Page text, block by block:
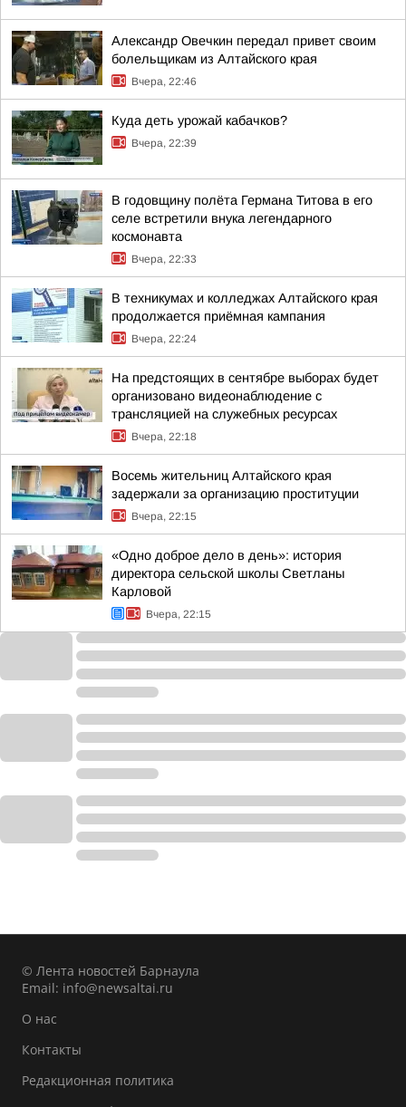
Александр Овечкин передал привет своим
болельщикам из Алтайского края
Вчера, 22:46
Куда деть урожай кабачков?
Вчера, 22:39
В годовщину полёта Германа Титова в его
селе встретили внука легендарного
космонавта
Вчера, 22:33
В техникумах и колледжах Алтайского края
продолжается приёмная кампания
Вчера, 22:24
На предстоящих в сентябре выборах будет
организовано видеонаблюдение с
трансляцией на служебных ресурсах
Вчера, 22:18
Восемь жительниц Алтайского края
задержали за организацию проституции
Вчера, 22:15
«Одно доброе дело в день»: история
директора сельской школы Светланы
Карловой
Вчера, 22:15
© Лента новостей Барнаула
Email: info@newsaltai.ru
О нас
Контакты
Редакционная политика